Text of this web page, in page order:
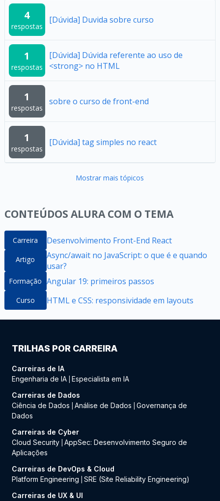
4
respostas
[Dúvida] Duvida sobre curso
1
respostas
[Dúvida] Dúvida referente ao uso de
<strong> no HTML
1
respostas
sobre o curso de front-end
1
respostas
[Dúvida] tag simples no react
Mostrar mais tópicos
CONTEÚDOS ALURA COM O TEMA
Carreira Desenvolvimento Front-End React
Artigo
Async/await no JavaScript: o que é e quando
usar?
Formação Angular 19: primeiros passos
Curso HTML e CSS: responsividade em layouts
TRILHAS POR CARREIRA
Carreiras de IA
Engenharia de IA Especialista em IA
Carreiras de Dados
Ciência de Dados
Análise de Dados
Governança de
Dados
Carreiras de Cyber
Cloud Security AppSec: Desenvolvimento Seguro de
Aplicações
Carreiras de DevOps & Cloud
Platform Engineering
SRE (Site Reliability Engineering)
Carreiras de UX & UI